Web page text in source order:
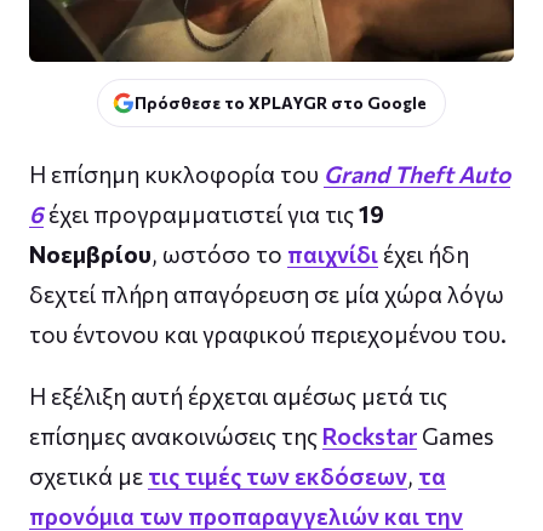
Πρόσθεσε το XPLAYGR στο Google
Η επίσημη κυκλοφορία του Grand Theft Auto
6έχει προγραμματιστεί για τις19
Νοεμβρίου, ωστόσο το παιχνίδι έχει ήδη
δεχτεί πλήρη απαγόρευση σε μία χώρα λόγω
του έντονου και γραφικού περιεχομένου του.
Η εξέλιξη αυτή έρχεται αμέσως μετά τις
επίσημες ανακοινώσεις της Rockstar Games
σχετικά με τις τιμές των εκδόσεων, τα
προνόμια των προπαραγγελιών και την